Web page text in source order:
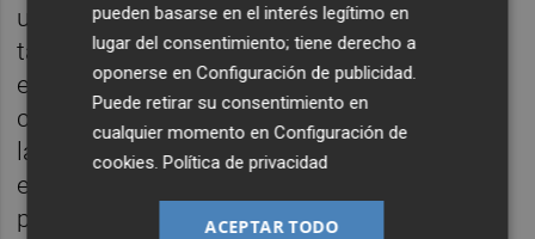
una infraestructura tan importante, pero
también ayudaría mucho a movilidad de
esos barrios del Sur", insistió la edil de la
ciudad. Esto debería incluirse, a petición de
la ciudad, en el nuevo Plan de Movilidad
elaborado por la Conselleria y que prevé
presentarse en el primer trimestre de 2020.
pueden basarse en el interés legítimo en
lugar del consentimiento; tiene derecho a
oponerse enConfiguración de publicidad
Puede retirar su consentimiento en
cualquier momento enConfiguración de
cookies .Política de privacidad
ACEPTAR TODO